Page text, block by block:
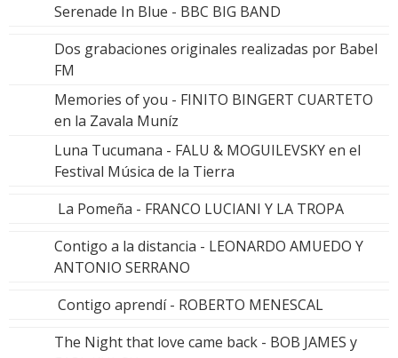
Serenade In Blue - BBC BIG BAND
Dos grabaciones originales realizadas por Babel
FM
Memories of you - FINITO BINGERT CUARTETO
en la Zavala Muníz
Luna Tucumana - FALU & MOGUILEVSKY en el
Festival Música de la Tierra
La Pomeña - FRANCO LUCIANI Y LA TROPA
Contigo a la distancia - LEONARDO AMUEDO Y
ANTONIO SERRANO
Contigo aprendí - ROBERTO MENESCAL
The Night that love came back - BOB JAMES y